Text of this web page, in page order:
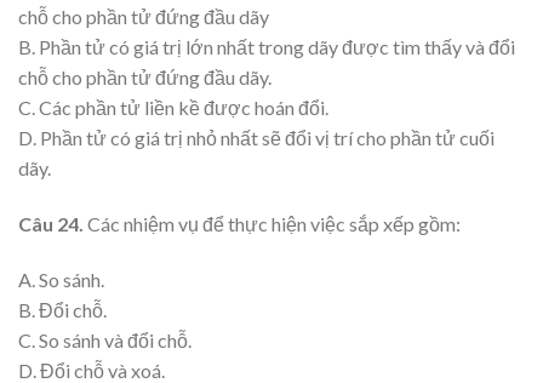
chỗ cho phần tử đứng đầu dãy
B. Phần tử có giá trị lớn nhất trong dãy được tìm thấy và đổi
chỗ cho phần tử đứng đầu dãy.
C. Các phần tử liền kề được hoán đổi.
D. Phần tử có giá trị nhỏ nhất sẽ đổi vị trí cho phần tử cuối
dãy.
Câu 24. Các nhiệm vụ để thực hiện việc sắp xếp gồm:
A. So sánh.
B. Đổi chỗ.
C. So sánh và đổi chỗ.
D. Đổi chỗ và xoá.